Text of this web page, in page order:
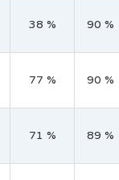
38 % 90 %
77 % 90 %
71 % 89 %